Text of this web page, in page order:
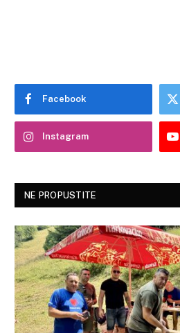
Facebook
Instagram
NE PROPUSTITE